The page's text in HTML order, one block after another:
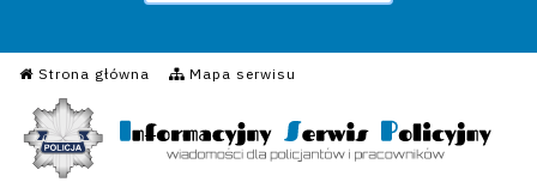
Strona główna Mapa serwisu
Informacyjny Serwis